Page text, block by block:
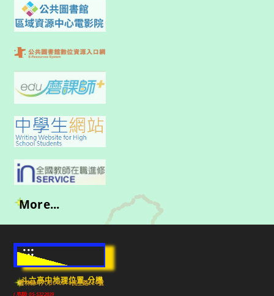
More...
:::
斗六高中地理位置-分機
雲林縣斗六市640010民生路224號
(市話) 05-5322039